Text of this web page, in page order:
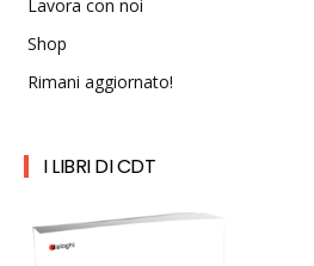
Lavora con noi
Shop
Rimani aggiornato!
I LIBRI DI CDT